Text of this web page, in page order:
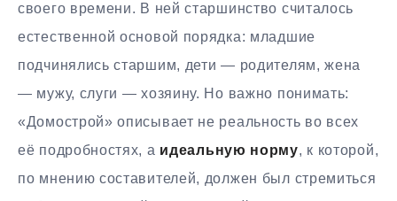
своего времени. В ней старшинство считалось
естественной основой порядка: младшие
подчинялись старшим, дети — родителям, жена
— мужу, слуги — хозяину. Но важно понимать:
«Домострой» описывает не реальность во всех
её подробностях, а идеальную норму, к которой,
по мнению составителей, должен был стремиться